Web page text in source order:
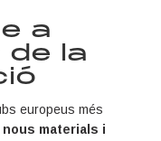
a
de la
europeus més
nous materials i